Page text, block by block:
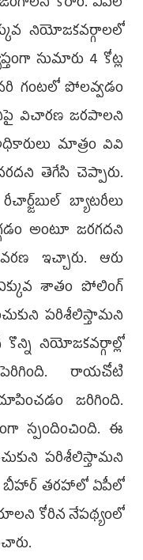
నియోజకవర్గాలలో
సుమారు 4 కోట్ల
గంటలో పోలవ్వడం
విచారణ జరపాలని
మాత్రం వివి
తెగేసి చెప్పారు.
బ్యాటరీలు
అంటూ జరగదని
ఇచ్చారు. ఆరు
శాతం పోలింగ్
పరిశీలిస్తామని
నియోజకవర్గాల్లో
రాయచోటి
జరిగింది.
స్పందించింది. ఈ
పరిశీలిస్తామని
బీహార్ తరహాలో ఏపీలో
కోరిన నేపథ్యంలో